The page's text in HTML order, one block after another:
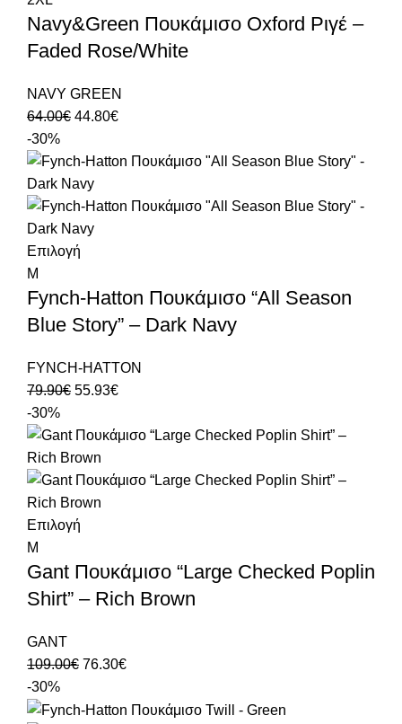
Navy&Green Πουκάμισο Oxford Ριγέ –
Faded Rose/White
NAVY GREEN
64.00€ 44.80€
-30%
Επιλογή
M
Fynch-Hatton Πουκάμισο “All Season
Blue Story” – Dark Navy
FYNCH-HATTON
79.90€ 55.93€
-30%
Επιλογή
M
Gant Πουκάμισο “Large Checked Poplin
Shirt” – Rich Brown
GANT
109.00€ 76.30€
-30%